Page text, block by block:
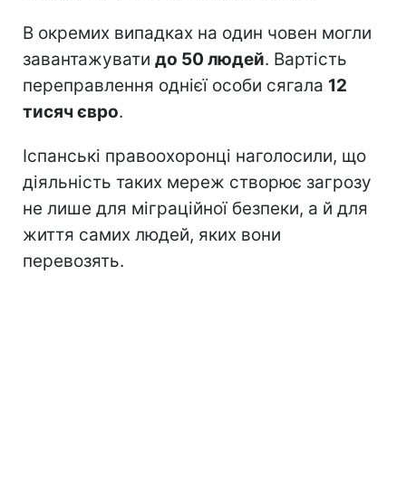
В окремих випадках на один човен могли
завантажувати до 50 людей. Вартість
переправлення однієї особи сягала 12
тисяч євро.
Іспанські правоохоронці наголосили, що
діяльність таких мереж створює загрозу
не лише для міграційної безпеки, а й для
життя самих людей, яких вони
перевозять.